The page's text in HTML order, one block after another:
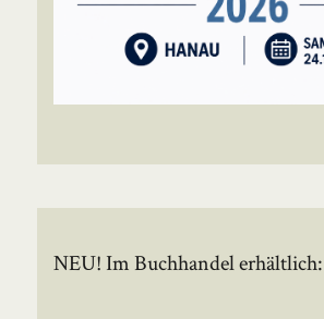
NEU! Im Buchhandel erhältlich: